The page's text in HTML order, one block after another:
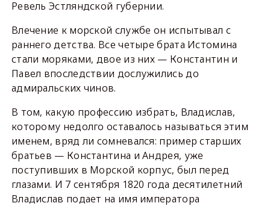
Ревель Эстляндской губернии.
Влечение к морской службе он испытывал с
раннего детства. Все четыре брата Истомина
стали моряками, двое из них — Константин и
Павел впоследствии дослужились до
адмиральских чинов.
В том, какую профессию избрать, Владислав,
которому недолго оставалось называться этим
именем, вряд ли сомневался: пример старших
братьев — Константина и Андрея, уже
поступивших в Морской корпус, был перед
глазами. И 7 сентября 1820 года десятилетний
Владислав подает на имя императора